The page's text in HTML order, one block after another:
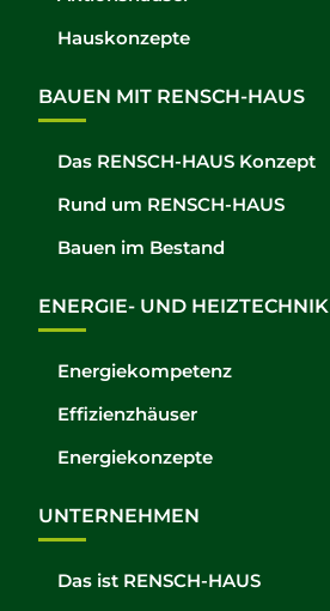
Hauskonzepte
BAUEN MIT RENSCH-HAUS
Das RENSCH-HAUS Konzept
Rund um RENSCH-HAUS
Bauen im Bestand
ENERGIE- UND HEIZTECHNIK
Energiekompetenz
Effizienzhäuser
Energiekonzepte
UNTERNEHMEN
Das ist RENSCH-HAUS